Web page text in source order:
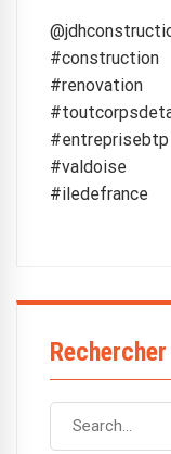
#construction
#renovation
#entreprisebtp
#valdoise
#iledefrance
Rechercher
Search